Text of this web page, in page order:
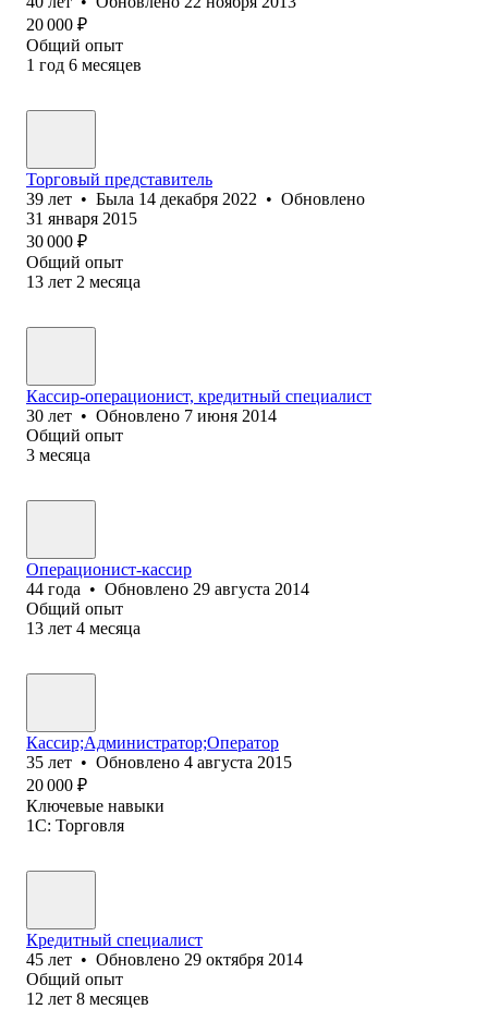
20 000 ₽
Общий опыт
1 год 6 месяцев
Торговый представитель
39 лет • Была 14 декабря 2022 • Обновлено
31 января 2015
30 000 ₽
Общий опыт
13 лет 2 месяца
Кассир-операционист, кредитный специалист
30 лет • Обновлено 7 июня 2014
Общий опыт
3 месяца
Операционист-кассир
44 года • Обновлено 29 августа 2014
Общий опыт
13 лет 4 месяца
Кассир;Администратор;Оператор
35 лет • Обновлено 4 августа 2015
20 000 ₽
Ключевые навыки
1С: Торговля
Кредитный специалист
45 лет • Обновлено 29 октября 2014
Общий опыт
12 лет 8 месяцев